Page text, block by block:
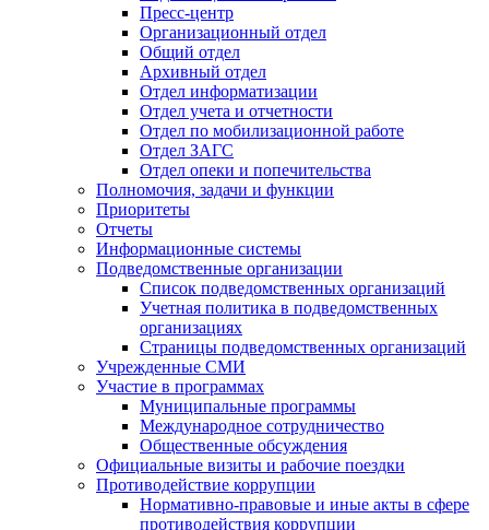
Пресс-центр
Организационный отдел
Общий отдел
Архивный отдел
Отдел информатизации
Отдел учета и отчетности
Отдел по мобилизационной работе
Отдел ЗАГС
Отдел опеки и попечительства
Полномочия, задачи и функции
Приоритеты
Отчеты
Информационные системы
Подведомственные организации
Список подведомственных организаций
Учетная политика в подведомственных
организациях
Страницы подведомственных организаций
Учрежденные СМИ
Участие в программах
Муниципальные программы
Международное сотрудничество
Общественные обсуждения
Официальные визиты и рабочие поездки
Противодействие коррупции
Нормативно-правовые и иные акты в сфере
противодействия коррупции